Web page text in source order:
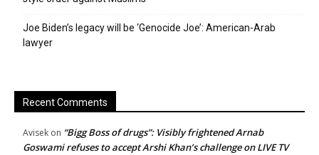
Joe Biden’s legacy will be ‘Genocide Joe’: American-Arab
lawyer
Recent Comments
Avisek on “Bigg Boss of drugs”: Visibly frightened Arnab
Goswami refuses to accept Arshi Khan’s challenge on LIVE TV